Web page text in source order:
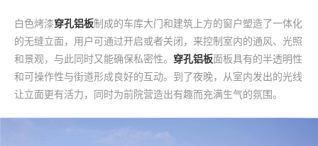
白色烤漆穿孔铝板制成的车库大门和建筑上方的窗户塑造了一体化
的无缝立面，用户可通过开启或者关闭，来控制室内的通风、光照
和景观，与此同时又能确保私密性。 穿孔铝板面板具有的半透明性
和可操作性与街道形成良好的互动。到了夜晚，从室内发出的光线
让立面更有活力，同时为前院营造出有趣而充满生气的氛围。